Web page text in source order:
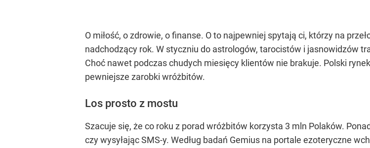
O miłość, o zdrowie, o finanse. O to najpewniej spytają ci, którzy na
nadchodzący rok. W styczniu do astrologów, tarocistów i jasnowidzów
Choć nawet podczas chudych miesięcy klientów nie brakuje. Polski
pewniejsze zarobki wróżbitów.
Los prosto z mostu
Szacuje się, że co roku z porad wróżbitów korzysta 3 mln Polaków.
czy wysyłając SMS-y. Według badań Gemius na portale ezoteryczne